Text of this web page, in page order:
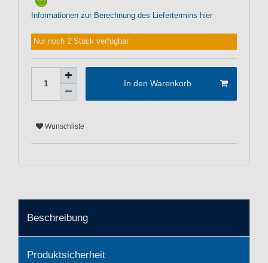
Informationen zur Berechnung des Liefertermins hier
Nur noch 2 Stück verfügbar
In den Warenkorb
Wunschliste
Beschreibung
Produktsicherheit